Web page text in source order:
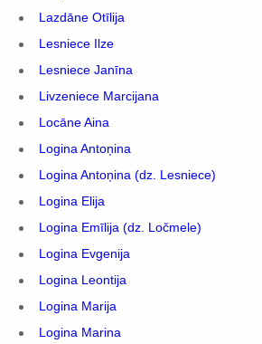
Lazdāne Otīlija
Lesniece Ilze
Lesniece Janīna
Livzeniece Marcijana
Locāne Aina
Logina Antoņina
Logina Antoņina (dz. Lesniece)
Logina Elija
Logina Emīlija (dz. Ločmele)
Logina Evgenija
Logina Leontija
Logina Marija
Logina Marina